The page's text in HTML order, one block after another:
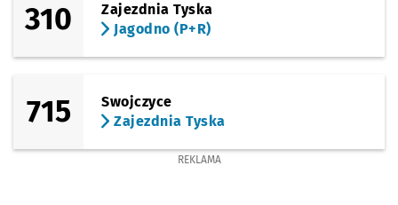
310
Zajezdnia Tyska
Jagodno (P+R)
715
Swojczyce
Zajezdnia Tyska
REKLAMA